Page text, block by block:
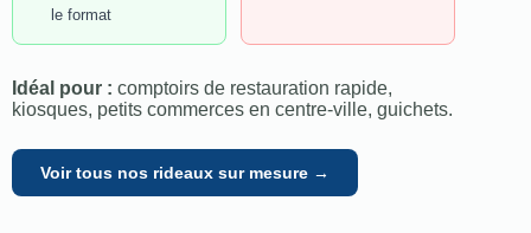
le format
Idéal pour : comptoirs de restauration rapide,
kiosques, petits commerces en centre-ville, guichets.
Voir tous nos rideaux sur mesure →